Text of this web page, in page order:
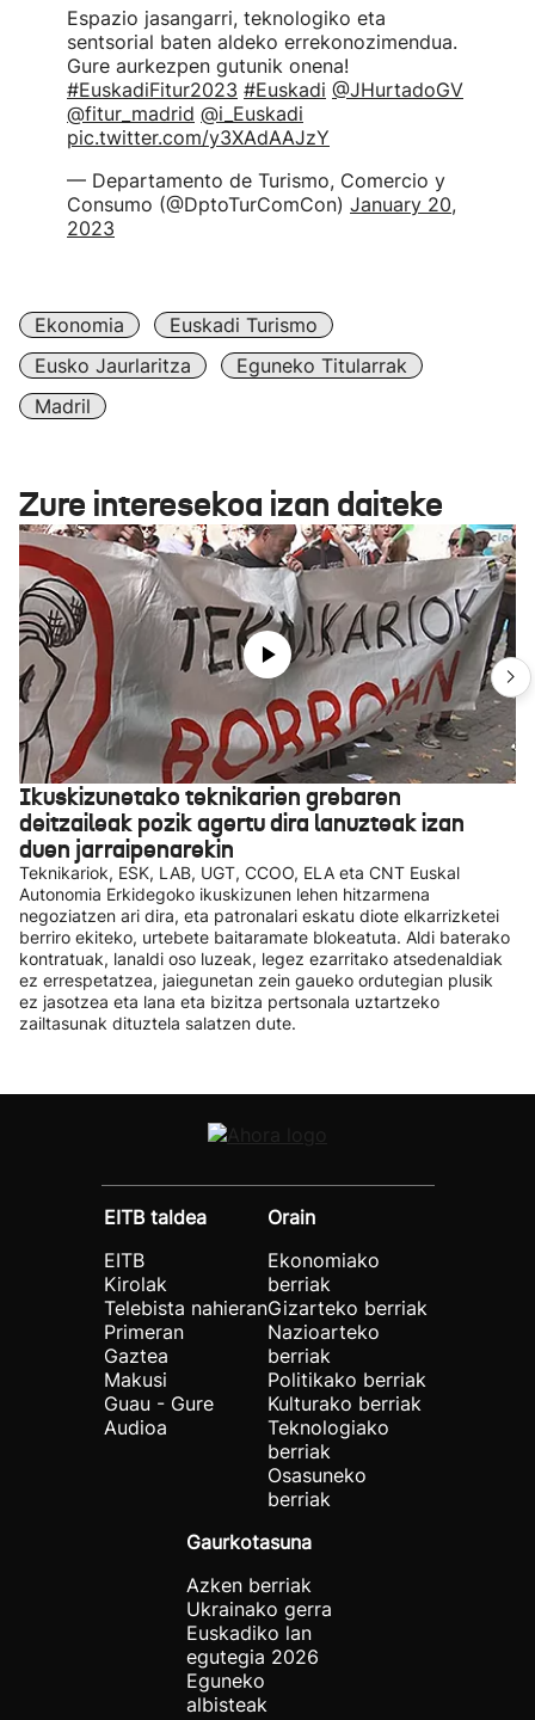
Espazio jasangarri, teknologiko eta
sentsorial baten aldeko errekonozimendua.
Gure aurkezpen gutunik onena!
#EuskadiFitur2023 #Euskadi @JHurtadoGV
@fitur_madrid @i_Euskadi
pic.twitter.com/y3XAdAAJzY
— Departamento de Turismo, Comercio y
Consumo (@DptoTurComCon) January 20,
2023
Ekonomia
Euskadi Turismo
Eusko Jaurlaritza
Eguneko Titularrak
Madril
Zure interesekoa izan daiteke
Ikuskizunetako teknikarien grebaren
deitzaileak pozik agertu dira lanuzteak izan
duen jarraipenarekin
Teknikariok, ESK, LAB, UGT, CCOO, ELA eta CNT Euskal
Autonomia Erkidegoko ikuskizunen lehen hitzarmena
negoziatzen ari dira, eta patronalari eskatu diote elkarrizketei
berriro ekiteko, urtebete baitaramate blokeatuta. Aldi baterako
kontratuak, lanaldi oso luzeak, legez ezarritako atsedenaldiak
ez errespetatzea, jaiegunetan zein gaueko ordutegian plusik
ez jasotzea eta lana eta bizitza pertsonala uztartzeko
zailtasunak dituztela salatzen dute.
EITB taldea
EITB
Kirolak
Telebista nahieran
Primeran
Gaztea
Makusi
Guau - Gure
Audioa
Orain
Ekonomiako
berriak
Gizarteko berriak
Nazioarteko
berriak
Politikako berriak
Kulturako berriak
Teknologiako
berriak
Osasuneko
berriak
Gaurkotasuna
Azken berriak
Ukrainako gerra
Euskadiko lan
egutegia 2026
Eguneko
albisteak